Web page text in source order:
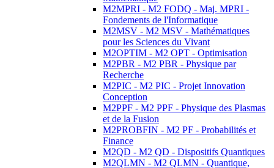
M2MPRI - M2 FODQ - Maj. MPRI -
Fondements de l'Informatique
M2MSV - M2 MSV - Mathématiques
pour les Sciences du Vivant
M2OPTIM - M2 OPT - Optimisation
M2PBR - M2 PBR - Physique par
Recherche
M2PIC - M2 PIC - Projet Innovation
Conception
M2PPF - M2 PPF - Physique des Plasmas
et de la Fusion
M2PROBFIN - M2 PF - Probabilités et
Finance
M2QD - M2 QD - Dispositifs Quantiques
M2QLMN - M2 QLMN - Quantique,